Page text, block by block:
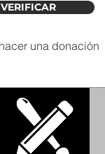
una donación
VERIFICAR